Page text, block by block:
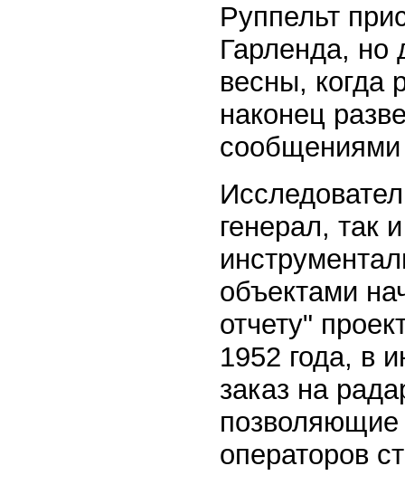
Руппельт
Гарленда, но
весны, когда
наконец
генерал, так
объектами
отчету"
1952 года, в
заказ на
позволяющие
операторов